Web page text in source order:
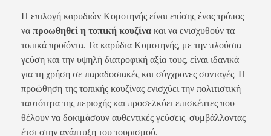
Η επιλογή καρυδιών Κομοτηνής είναι επίσης ένας τρόπος
ναπροωθηθεί η τοπική κουζίνακαι να ενισχυθούν τα
τοπικά προϊόντα. Τα καρύδια Κομοτηνής, με την πλούσια
γεύση και την υψηλή διατροφική αξία τους, είναι ιδανικά
για τη χρήση σε παραδοσιακές και σύγχρονες συνταγές. Η
προώθηση της τοπικής κουζίνας ενισχύει την πολιτιστική
ταυτότητα της περιοχής και προσελκύει επισκέπτες που
θέλουν να δοκιμάσουν αυθεντικές γεύσεις, συμβάλλοντας
έτσι στην ανάπτυξη του τουρισμού.